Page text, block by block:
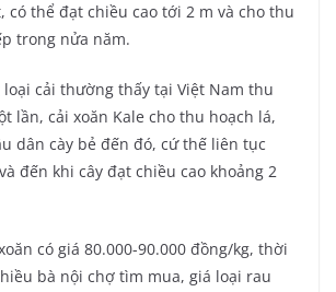
có thể đạt chiều cao tới 2 m và cho thu
trong nửa năm.
cải thường thấy tại Việt Nam thu
lần, cải xoăn Kale cho thu hoạch lá,
dân cày bẻ đến đó, cứ thế liên tục
đến khi cây đạt chiều cao khoảng 2
có giá 80.000-90.000 đồng/kg, thời
bà nội chợ tìm mua, giá loại rau